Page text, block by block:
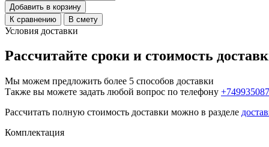
Добавить в корзину
К сравнению
В смету
Условия доставки
Рассчитайте сроки и стоимость
Мы можем предложить более 5 способов доставки
Также вы можете задать любой вопрос по телефону
Рассчитать полную стоимость доставки можно в разделе
Комплектация